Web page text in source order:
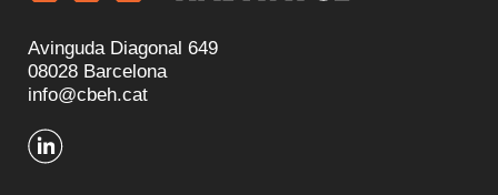
Avinguda Diagonal 649
08028 Barcelona
info@cbeh.cat